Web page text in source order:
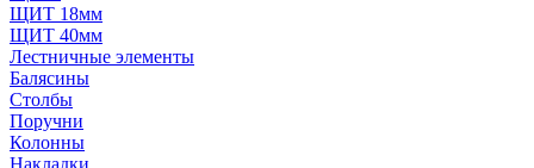
ЩИТ 18мм
ЩИТ 40мм
Лестничные элементы
Балясины
Столбы
Поручни
Колонны
Накладки